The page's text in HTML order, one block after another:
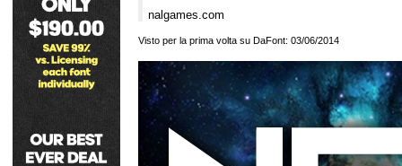
nalgames.com
Visto per la prima volta su DaFont: 03/06/2014